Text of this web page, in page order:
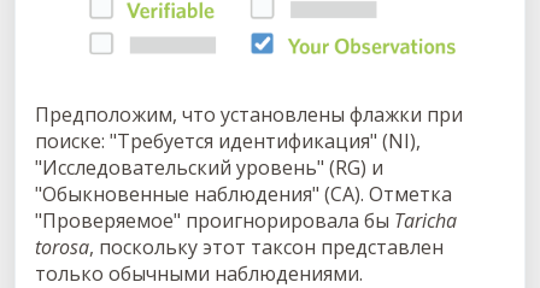
Предположим, что установлены флажки при
поиске: "Требуется идентификация" (NI),
"Исследовательский уровень" (RG) и
"Обыкновенные наблюдения" (CA). Отметка
"Проверяемое" проигнорировала бы Taricha
torosa, поскольку этот таксон представлен
только обычными наблюдениями.